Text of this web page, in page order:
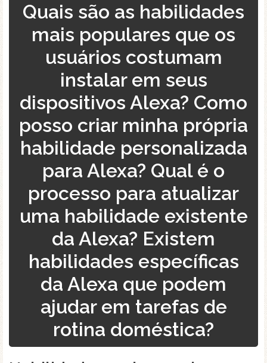
Quais são as habilidades
mais populares que os
usuários costumam
instalar em seus
dispositivos Alexa? Como
posso criar minha própria
habilidade personalizada
para Alexa? Qual é o
processo para atualizar
uma habilidade existente
da Alexa? Existem
habilidades específicas
da Alexa que podem
ajudar em tarefas de
rotina doméstica?